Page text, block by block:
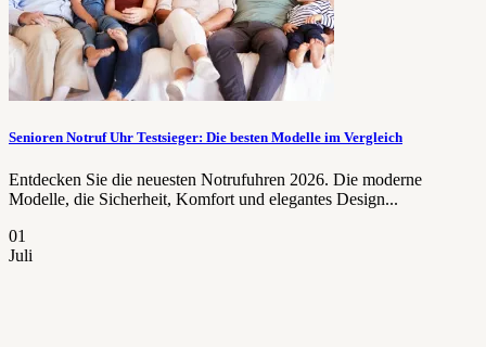
Senioren Notruf Uhr Testsieger: Die besten Modelle im Vergleich
Entdecken Sie die neuesten Notrufuhren 2026. Die moderne
Modelle, die Sicherheit, Komfort und elegantes Design...
01
Juli